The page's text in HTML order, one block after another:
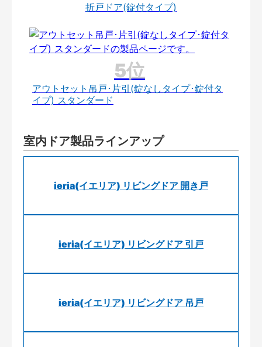
折戸ドア(錠付タイプ)
アウトセット吊戸･片引(錠なしタイプ･錠付タ
イプ) スタンダード
室内ドア製品ラインアップ
ieria(イエリア) リビングドア 開き戸
ieria(イエリア) リビングドア 引戸
ieria(イエリア) リビングドア 吊戸